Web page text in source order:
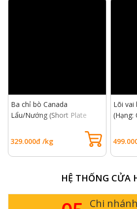
Ba chỉ bò Canada
Lẩu/Nướng (Short Plate
329.000đ /kg
Lõi vai
(Hạng:
HỆ THỐNG CỬA
Chi nhánh